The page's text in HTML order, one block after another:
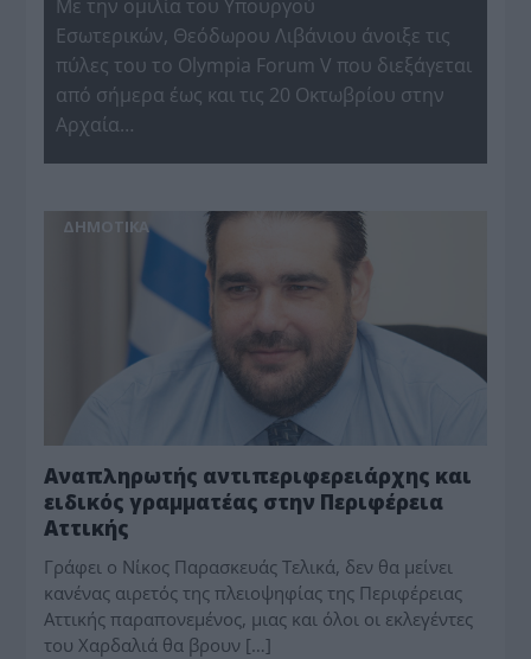
Με την ομιλία του Υπουργού
Εσωτερικών, Θεόδωρου Λιβάνιου άνοιξε τις
πύλες του το Olympia Forum V που διεξάγεται
από σήμερα έως και τις 20 Οκτωβρίου στην
Αρχαία…
ΔΗΜΟΤΙΚΑ
Αναπληρωτής αντιπεριφερειάρχης και
ειδικός γραμματέας στην Περιφέρεια
Αττικής
Γράφει ο Νίκος Παρασκευάς Τελικά, δεν θα μείνει
κανένας αιρετός της πλειοψηφίας της Περιφέρειας
Αττικής παραπονεμένος, μιας και όλοι οι εκλεγέντες
του Χαρδαλιά θα βρουν […]